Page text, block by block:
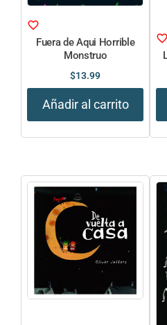
Fuera de Aqui Horrible
Monstruo
$13.99
Añadir al carrito